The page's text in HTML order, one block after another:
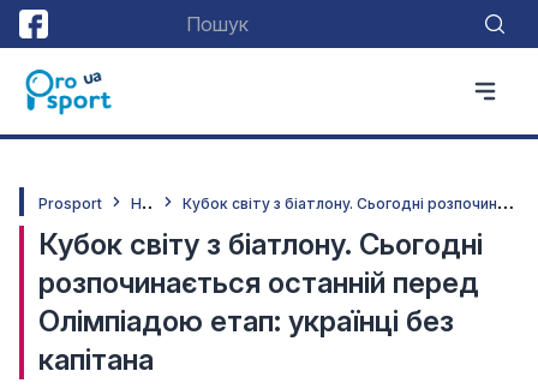
Prosport Н
овини К
убок світу з біатлону. Сьогодні розпочинається останній перед Олімпіадою етап: українці без капітана
Кубок світу з біатлону. Сьогодні
розпочинається останній перед
Олімпіадою етап: українці без
капітана